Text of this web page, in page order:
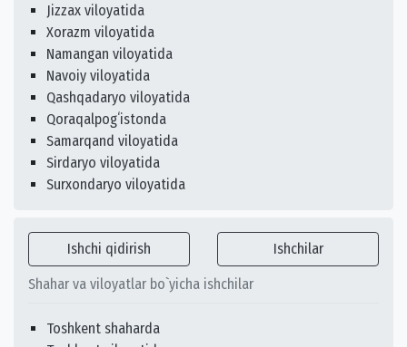
Jizzax viloyatida
Xorazm viloyatida
Namangan viloyatida
Navoiy viloyatida
Qashqadaryo viloyatida
Qoraqalpogʻistonda
Samarqand viloyatida
Sirdaryo viloyatida
Surxondaryo viloyatida
Ishchi qidirish Ishchilar
Shahar va viloyatlar bo`yicha ishchilar
Toshkent shaharda